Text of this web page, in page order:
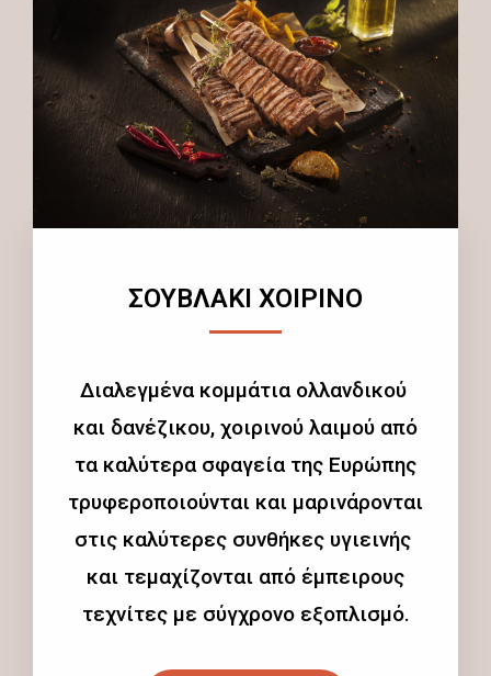
ΣΟΥΒΛΑΚΙ ΧΟΙΡΙΝΟ
Διαλεγμένα κομμάτια ολλανδικού
και δανέζικου, χοιρινού λαιμού από
τα καλύτερα σφαγεία της Ευρώπης
τρυφεροποιούνται και μαρινάρονται
στις καλύτερες συνθήκες υγιεινής
και τεμαχίζονται από έμπειρους
τεχνίτες με σύγχρονο εξοπλισμό.